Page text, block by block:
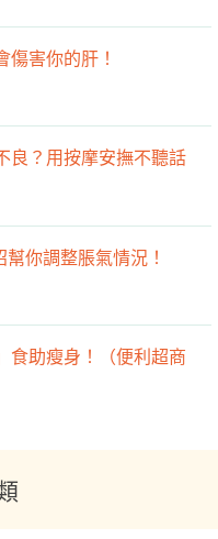
傷害你的肝！
良？用按摩安撫不聽話
你調整脹氣情況！
食助瘦身！（便利超商